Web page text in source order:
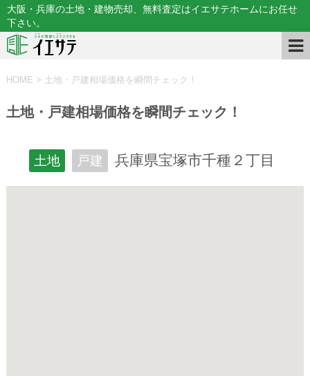
大阪・兵庫の土地・建物売却、無料査定はイエサテホームにお任せ
下さい。
HOME > 土地・戸建相場価格を瞬間チェック！
土地・戸建相場価格を瞬間チェック！
土地 戸建 兵庫県宝塚市千種２丁目